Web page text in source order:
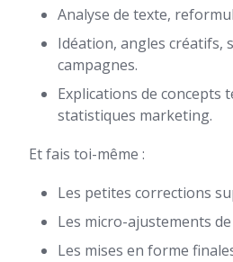
Analyse de texte,
Idéation, angles créatifs,
campagnes.
Explications de concepts
statistiques marketing.
Et fais toi-même :
Les petites corrections
Les micro-ajustements
Les mises en forme